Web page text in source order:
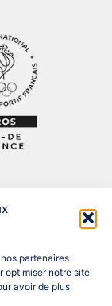
partenaires
optimiser notre site
avoir de plus